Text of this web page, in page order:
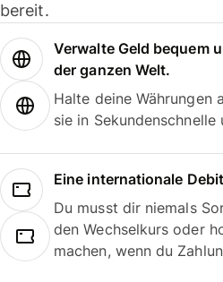
bereit.
Verwalte Geld bequem
der ganzen Welt.
Halte deine Währungen
sie in Sekundenschnelle
Eine internationale
Du musst dir niemals
den Wechselkurs oder
machen, wenn du